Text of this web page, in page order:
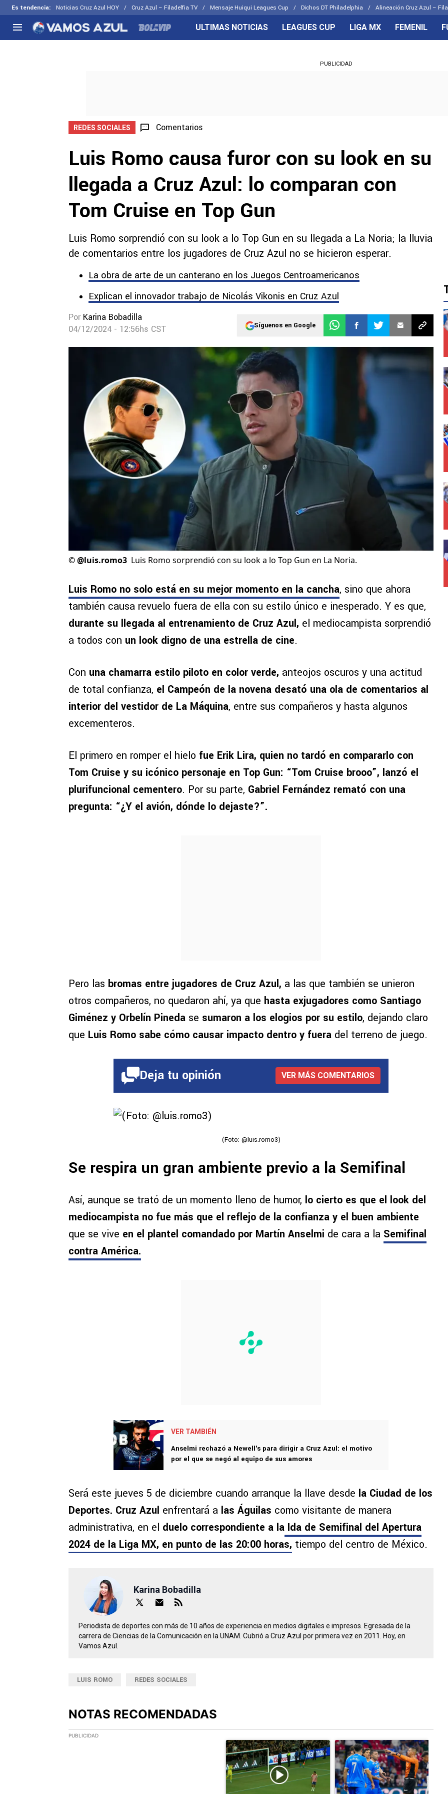
Es tendencia: Noticias Cruz Azul HOY Cruz Azul – Filadelfia TV Mensaje Huiqui Leagues Cup Dichos DT Philadelphia Alineación Cruz Azul –
Selección Mexicana
CELESTES
ULTIMAS NOTICIAS LEAGUES CUP LIGA MX FEMENIL
PUBLICIDAD
REDES SOCIALES Comentarios
Luis Romo causa furor con su look en su
llegada a Cruz Azul: lo comparan con
Tom Cruise en Top Gun
Luis Romo sorprendió con su look a lo Top Gun en su llegada a La Noria; la lluvia
de comentarios entre los jugadores de Cruz Azul no se hicieron esperar.
La obra de arte de un canterano en los Juegos Centroamericanos
Explican el innovador trabajo de Nicolás Vikonis en Cruz Azul
Por Karina Bobadilla
04/12/2024 - 12:56hs CST
Síguenos en Google
©@luis.romo3 Luis Romo sorprendió con su look a lo Top Gun en La Noria.
Luis Romo no solo está en su mejor momento en la cancha, sino que ahora
también causa revuelo fuera de ella con su estilo único e inesperado. Y es que,
durante su llegada al entrenamiento de Cruz Azul, el mediocampista sorprendió
a todos con un look digno de una estrella de cine.
Con una chamarra estilo piloto en color verde, anteojos oscuros y una actitud
de total confianza, el Campeón de la novena desató una ola de comentarios al
interior del vestidor de La Máquina, entre sus compañeros y hasta algunos
excementeros.
El primero en romper el hielo fue Erik Lira, quien no tardó en compararlo con
Tom Cruise y su icónico personaje en Top Gun: “Tom Cruise brooo”, lanzó el
plurifuncional cementero. Por su parte, Gabriel Fernández remató con una
pregunta: “¿Y el avión, dónde lo dejaste?”.
Pero las bromas entre jugadores de Cruz Azul, a las que también se unieron
otros compañeros, no quedaron ahí, ya que hasta exjugadores como Santiago
Giménez y Orbelín Pineda se sumaron a los elogios por su estilo, dejando claro
que Luis Romo sabe cómo causar impacto dentro y fuera del terreno de juego.
Deja tu opinión VER MÁS COMENTARIOS
(Foto: @luis.romo3)
Se respira un gran ambiente previo a la Semifinal
Así, aunque se trató de un momento lleno de humor, lo cierto es que el look del
mediocampista no fue más que el reflejo de la confianza y el buen ambiente
que se vive en el plantel comandado por Martín Anselmi de cara a la Semifinal
contra América.
VER TAMBIÉN
Anselmi rechazó a Newell's para dirigir a Cruz Azul: el motivo
por el que se negó al equipo de sus amores
Será este jueves 5 de diciembre cuando arranque la llave desde la Ciudad de los
Deportes. Cruz Azul enfrentará a las Águilas como visitante de manera
administrativa, en el duelo correspondiente a la Ida de Semifinal del Apertura
2024 de la Liga MX, en punto de las 20:00 horas, tiempo del centro de México.
Karina Bobadilla
Periodista de deportes con más de 10 años de experiencia en medios digitales e impresos. Egresada de la
carrera de Ciencias de la Comunicación en la UNAM. Cubrió a Cruz Azul por primera vez en 2011. Hoy, en
Vamos Azul.
LUIS ROMO REDES SOCIALES
NOTAS RECOMENDADAS
Este listado muestra los artículos con más comentarios en los últimos 7 días.
PUBLICIDAD
Un artículo de tendencia con el título "El divorcio es total: La
Un artículo de tendencia con el